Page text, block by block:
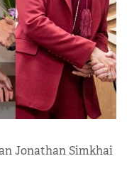
Jonathan Simkhai